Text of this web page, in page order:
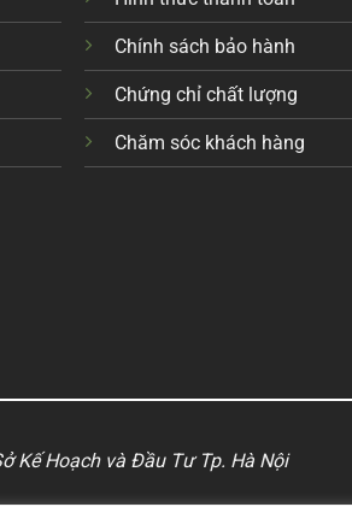
Chính sách bảo hành
Chứng chỉ chất lượng
Chăm sóc khách hàng
Kế Hoạch và Đầu Tư Tp. Hà Nội